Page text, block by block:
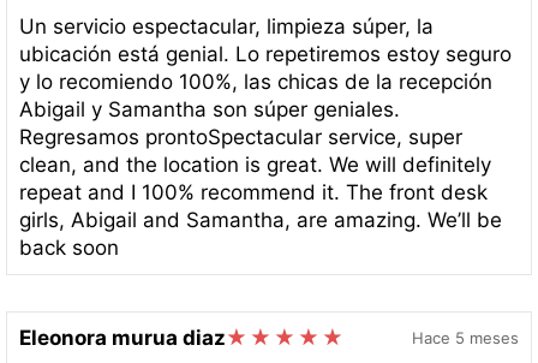
Un servicio espectacular, limpieza súper, la
ubicación está genial. Lo repetiremos estoy seguro
y lo recomiendo 100%, las chicas de la recepción
Abigail y Samantha son súper geniales.
Regresamos prontoSpectacular service, super
clean, and the location is great. We will definitely
repeat and I 100% recommend it. The front desk
girls, Abigail and Samantha, are amazing. We’ll be
back soon
Eleonora murua diaz Hace 5 meses